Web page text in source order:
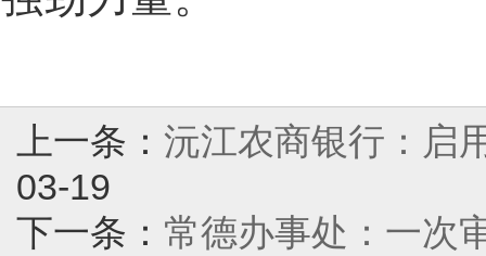
上一条： 沅江农商银行：启
03-19
下一条： 常德办事处：一次